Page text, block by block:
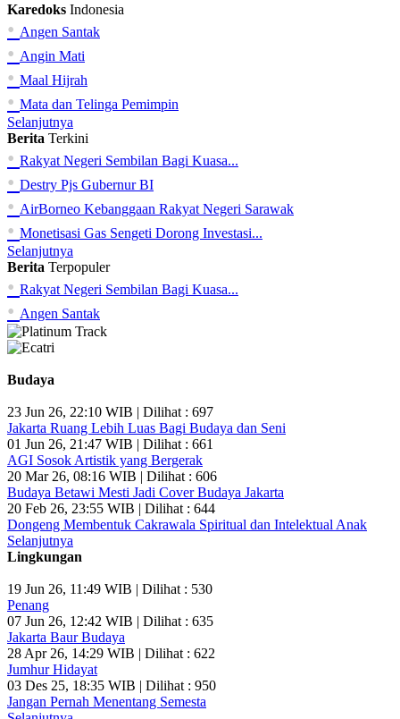
Karedoks Indonesia
• Angen Santak
• Angin Mati
• Maal Hijrah
• Mata dan Telinga Pemimpin
Selanjutnya
Berita Terkini
• Rakyat Negeri Sembilan Bagi Kuasa...
• Destry Pjs Gubernur BI
• AirBorneo Kebanggaan Rakyat Negeri Sarawak
• Monetisasi Gas Sengeti Dorong Investasi...
Selanjutnya
Berita Terpopuler
• Rakyat Negeri Sembilan Bagi Kuasa...
• Angen Santak
Budaya
23 Jun 26, 22:10 WIB | Dilihat : 697
Jakarta Ruang Lebih Luas Bagi Budaya dan Seni
01 Jun 26, 21:47 WIB | Dilihat : 661
AGI Sosok Artistik yang Bergerak
20 Mar 26, 08:16 WIB | Dilihat : 606
Budaya Betawi Mesti Jadi Cover Budaya Jakarta
20 Feb 26, 23:55 WIB | Dilihat : 644
Dongeng Membentuk Cakrawala Spiritual dan Intelektual Anak
Selanjutnya
Lingkungan
19 Jun 26, 11:49 WIB | Dilihat : 530
Penang
07 Jun 26, 12:42 WIB | Dilihat : 635
Jakarta Baur Budaya
28 Apr 26, 14:29 WIB | Dilihat : 622
Jumhur Hidayat
03 Des 25, 18:35 WIB | Dilihat : 950
Jangan Pernah Menentang Semesta